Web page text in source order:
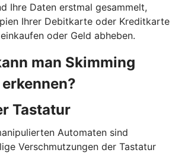
Ihre Daten erstmal gesammelt,
Ihrer Debitkarte oder Kreditkarte
oder Geld abheben.
man Skimming
erkennen?
Tastatur
Automaten sind
Verschmutzungen der Tastatur